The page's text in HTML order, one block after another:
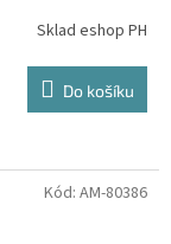
Sklad eshop PH
Do košíku
Kód: AM-80386